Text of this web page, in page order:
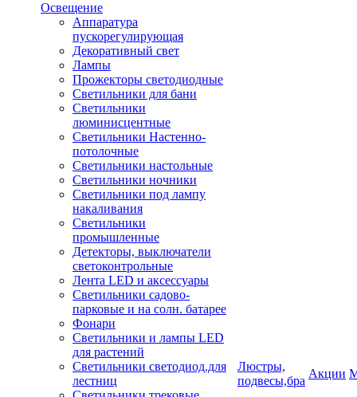
Освещение
Аппаратура
пускорегулирующая
Декоративный свет
Лампы
Прожекторы светодиодные
Светильники для бани
Светильники
люминисцентные
Светильники Настенно-
потолочные
Светильники настольные
Светильники ночники
Светильники под лампу
накаливания
Светильники
промышленные
Детекторы, выключатели
светоконтрольные
Лента LED и аксессуары
Светильники садово-
парковые и на солн. батарее
Фонари
Светильники и лампы LED
для растений
Светильники светодиод.для
лестниц
Люстры,
подвесы,бра
Акции